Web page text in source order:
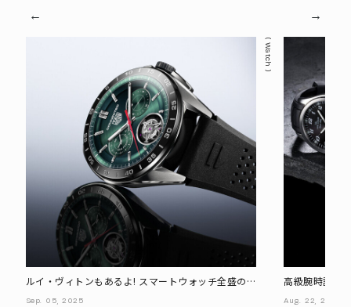
Watch
ルイ・ヴィトンもあるよ! スマートウォッチ全盛の
今、個性的なモデルを選ぶなら?
Sep. 05, 2025
高級腕時計に
は誤解です
Aug. 22, 2025